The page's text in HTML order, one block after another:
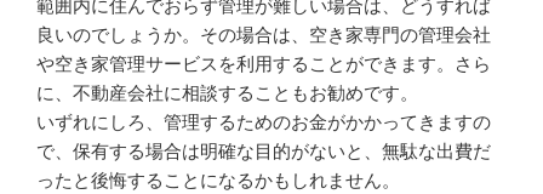
範囲内に住んでおらず管理が難しい場合は、どうすれば
良いのでしょうか。その場合は、空き家専門の管理会社
や空き家管理サービスを利用することができます。さら
に、不動産会社に相談することもお勧めです。
いずれにしろ、管理するためのお金がかかってきますの
で、保有する場合は明確な目的がないと、無駄な出費だ
ったと後悔することになるかもしれません。